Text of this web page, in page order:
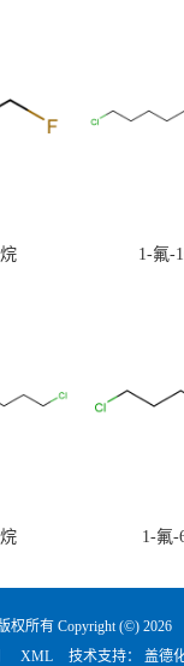
1-氟-
1-氟-
权所有 Copyright (©) 2026
XML 技术支持： 盖德